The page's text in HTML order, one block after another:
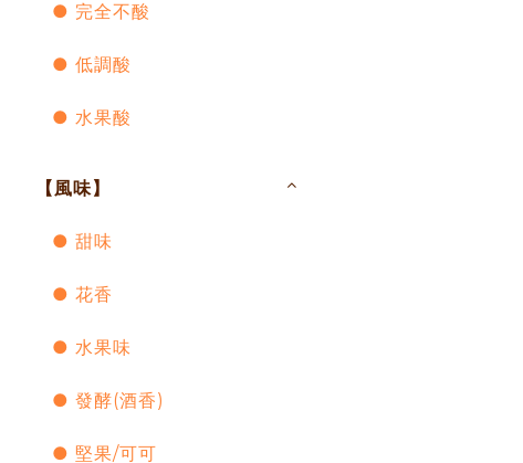
● 完全不酸
● 低調酸
● 水果酸
【風味】
● 甜味
● 花香
● 水果味
● 發酵(酒香)
● 堅果/可可